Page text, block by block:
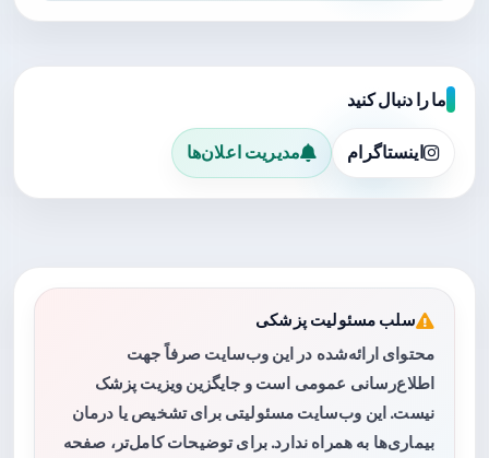
ما را دنبال کنید
اینستاگرام مدیریت اعلان‌ها
سلب مسئولیت پزشکی
محتوای ارائه‌شده در این وب‌سایت صرفاً جهت
اطلاع‌رسانی عمومی است و جایگزین ویزیت پزشک
نیست. این وب‌سایت مسئولیتی برای تشخیص یا درمان
بیماری‌ها به همراه ندارد. برای توضیحات کامل‌تر، صفحه